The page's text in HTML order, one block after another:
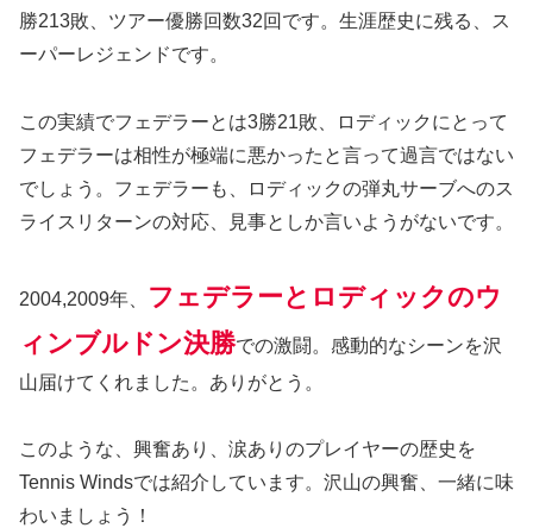
勝213敗、ツアー優勝回数32回です。生涯歴史に残る、ス
ーパーレジェンドです。
この実績でフェデラーとは3勝21敗、ロディックにとって
フェデラーは相性が極端に悪かったと言って過言ではない
でしょう。フェデラーも、ロディックの弾丸サーブへのス
ライスリターンの対応、見事としか言いようがないです。
2004,2009年、
フェデラーとロディックのウ
ィンブルドン決勝での激闘。感動的なシーンを沢
山届けてくれました。ありがとう。
このような、興奮あり、涙ありのプレイヤーの歴史を
Tennis Windsでは紹介しています。沢山の興奮、一緒に味
わいましょう！